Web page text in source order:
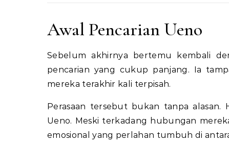
Awal Pencarian Ueno
Sebelum akhirnya bertemu kembali
pencarian yang cukup panjang. Ia
mereka terakhir kali terpisah.
Perasaan tersebut bukan tanpa alasan.
Ueno. Meski terkadang hubungan
emosional yang perlahan tumbuh di